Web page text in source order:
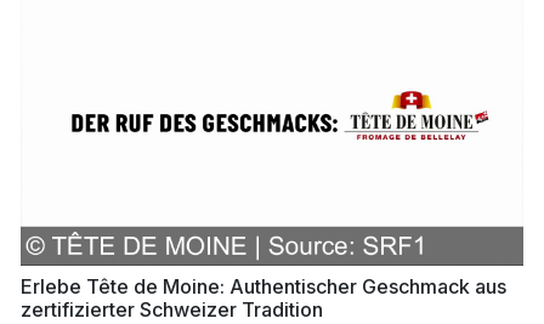
Erlebe Tête de Moine: Authentischer Geschmack aus
zertifizierter Schweizer Tradition